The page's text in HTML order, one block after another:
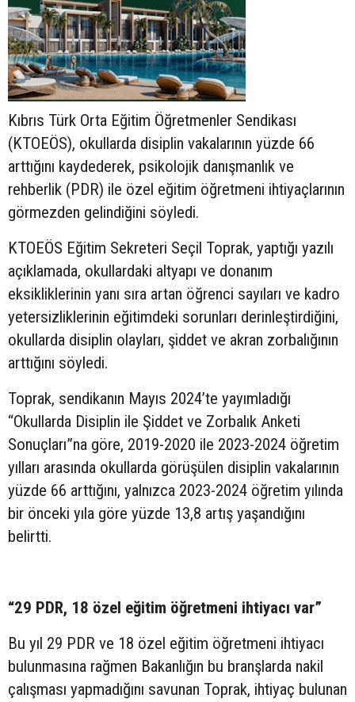
Kıbrıs Türk Orta Eğitim Öğretmenler Sendikası
(KTOEÖS), okullarda disiplin vakalarının yüzde 66
arttığını kaydederek, psikolojik danışmanlık ve
rehberlik (PDR) ile özel eğitim öğretmeni ihtiyaçlarının
görmezden gelindiğini söyledi.
KTOEÖS Eğitim Sekreteri Seçil Toprak, yaptığı yazılı
açıklamada, okullardaki altyapı ve donanım
eksikliklerinin yanı sıra artan öğrenci sayıları ve kadro
yetersizliklerinin eğitimdeki sorunları derinleştirdiğini,
okullarda disiplin olayları, şiddet ve akran zorbalığının
arttığını söyledi.
Toprak, sendikanın Mayıs 2024’te yayımladığı
“Okullarda Disiplin ile Şiddet ve Zorbalık Anketi
Sonuçları”na göre, 2019-2020 ile 2023-2024 öğretim
yılları arasında okullarda görüşülen disiplin vakalarının
yüzde 66 arttığını, yalnızca 2023-2024 öğretim yılında
bir önceki yıla göre yüzde 13,8 artış yaşandığını
belirtti.
“29 PDR, 18 özel eğitim öğretmeni ihtiyacı var”
Bu yıl 29 PDR ve 18 özel eğitim öğretmeni ihtiyacı
bulunmasına rağmen Bakanlığın bu branşlarda nakil
çalışması yapmadığını savunan Toprak, ihtiyaç bulunan